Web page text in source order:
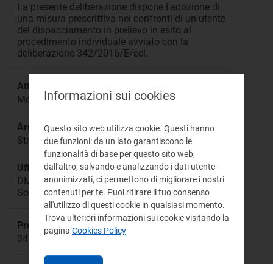
La presente deliberazione dispone l'adozione di
una misura prescrittiva nei confronti di un utente
del dispacciamento in prelievo in esito al
procedimento individuale avviato con la
deliberazione 342/2016/E/eel.
Attività:
Mercato all'ingrosso
Argomento:
Strategie di programmazione e offerta degli UDD
Ufficio responsabile:
DMEA Direzione Mercati Energia all'Ingrosso e
Sostenibilità Ambientale
Procedimento:
342/2016/E/eel
Informazioni sui cookies
Questo sito web utilizza cookie. Questi hanno
due funzioni: da un lato garantiscono le
funzionalità di base per questo sito web,
dall'altro, salvando e analizzando i dati utente
anonimizzati, ci permettono di migliorare i nostri
contenuti per te. Puoi ritirare il tuo consenso
all'utilizzo di questi cookie in qualsiasi momento.
Trova ulteriori informazioni sui cookie visitando la
pagina Cookies Policy